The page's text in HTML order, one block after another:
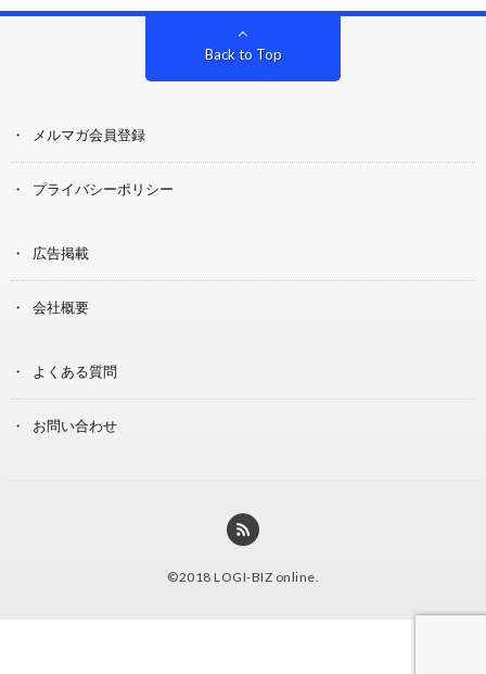
Back to Top
メルマガ会員登録
プライバシーポリシー
広告掲載
会社概要
よくある質問
お問い合わせ
©2018 LOGI-BIZ online.